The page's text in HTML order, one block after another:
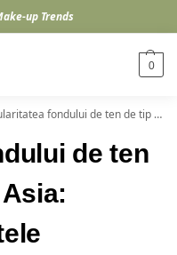
up Trends
0
fondului de ten de tip cushion în Asia: motivele din spatele succesului
de ten